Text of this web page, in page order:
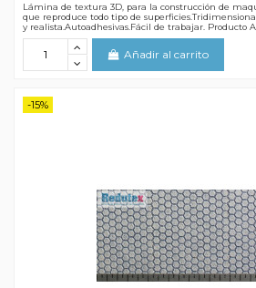
Lámina de textura 3D, para la construcción de
que reproduce todo tipo de
y realista.Autoadhesivas.Fácil de trabajar. Producto
Añadir al carrito
-15%